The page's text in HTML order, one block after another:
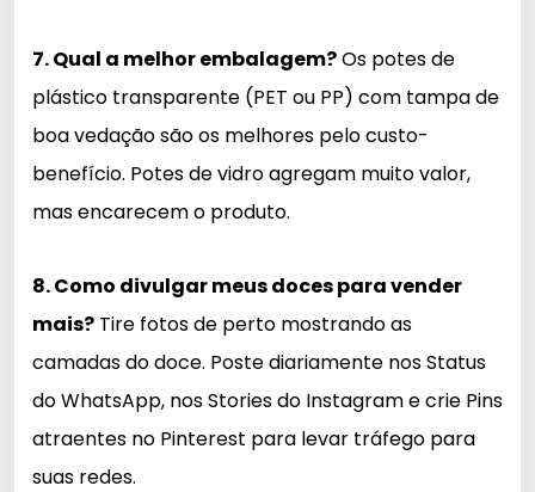
7. Qual a melhor embalagem?Os potes de
plástico transparente (PET ou PP) com tampa de
boa vedação são os melhores pelo custo-
benefício. Potes de vidro agregam muito valor,
mas encarecem o produto.
8. Como divulgar meus doces para vender
mais? Tire fotos de perto mostrando as
camadas do doce. Poste diariamente nos Status
do WhatsApp, nos Stories do Instagram e crie Pins
atraentes no Pinterest para levar tráfego para
suas redes.